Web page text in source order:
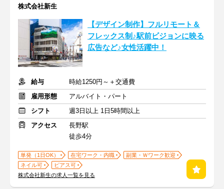
株式会社新生
【デザイン制作】フルリモート＆
フレックス制♪駅前ビジョンに映る
広告など♪女性活躍中！
給与
時給1250円～＋交通費
雇用形態
アルバイト・パート
シフト
週3日以上 1日5時間以上
アクセス
長野駅
徒歩4分
単発（1日OK） 在宅ワーク・内職
副業・Ｗワーク歓迎
ネイル可
ピアス可
株式会社新生の求人一覧を見る